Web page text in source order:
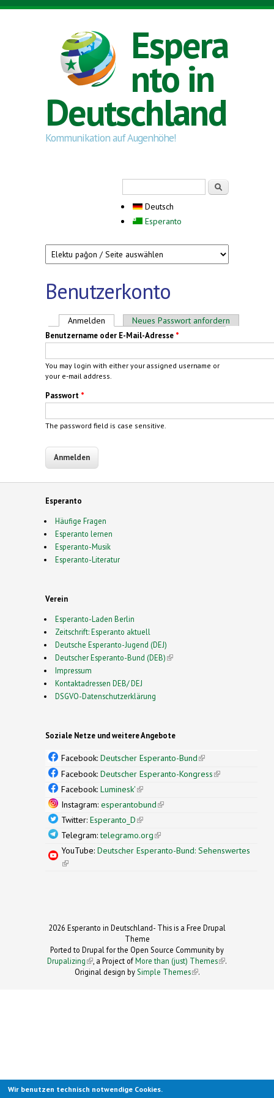
Direkt zum Inhalt
Espera
nto in
Deutschland
Kommunikation auf Augenhöhe!
Deutsch
Esperanto
Benutzerkonto
Haupt-Reiter
Anmelden (aktiver Reiter)
Neues Passwort anfordern
Benutzername oder E-Mail-Adresse *
You may login with either your assigned username or
your e-mail address.
Passwort *
The password field is case sensitive.
Esperanto
Häufige Fragen
Esperanto lernen
Esperanto-Musik
Esperanto-Literatur
Verein
Esperanto-Laden Berlin
Zeitschrift: Esperanto aktuell
Deutsche Esperanto-Jugend (DEJ)
Deutscher Esperanto-Bund (DEB)(link is external)
Impressum
Kontaktadressen DEB/ DEJ
DSGVO-Datenschutzerklärung
Soziale Netze und weitere Angebote
Facebook: Deutscher Esperanto-Bund(link is
external)
Facebook: Deutscher Esperanto-Kongress(link is
Facebook: Luminesk'(link is external)
Instagram: esperantobund(link is external)
Twitter: Esperanto_D(link is external)
Telegram:telegramo.org(link is external)
YouTube: Deutscher Esperanto-Bund: Sehenswertes
(link is external)
2026 Esperanto in Deutschland- This is a Free Drupal
Theme
Ported to Drupal for the Open Source Community by
Drupalizing(link is external)
, a Project ofMore than (just) Themes (link is
.
Original design by Simple Themes
(link is
.
Wir benutzen technisch notwendige Cookies.